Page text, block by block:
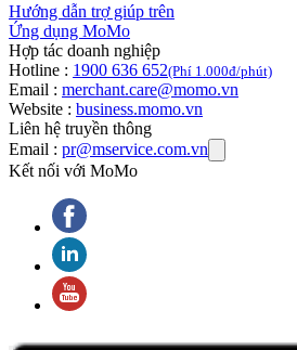
Hướng dẫn trợ giúp trên
Ứng dụng MoMo
Hợp tác doanh nghiệp
Hotline : 1900 636 652(Phí 1.000đ/phút)
Email : merchant.care@momo.vn
Website : business.momo.vn
Liên hệ truyền thông
Email : pr@mservice.com.vn
Kết nối với MoMo